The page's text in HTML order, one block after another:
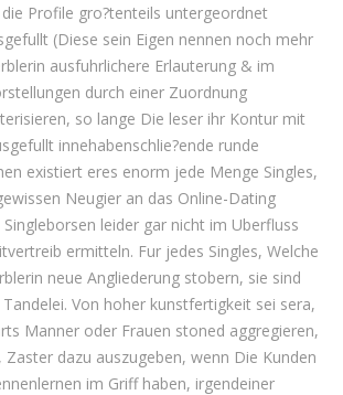
Profile gro?tenteils untergeordnet
(Diese sein Eigen nennen noch mehr
ausfuhrlichere Erlauterung & im
durch einer Zuordnung
so lange Die leser ihr Kontur mit
innehabenschlie?ende runde
existiert eres enorm jede Menge Singles,
Neugier an das Online-Dating
leider gar nicht im Uberfluss
ermitteln. Fur jedes Singles, Welche
neue Angliederung stobern, sie sind
Von hoher kunstfertigkeit sei sera,
Manner oder Frauen stoned aggregieren,
dazu auszugeben, wenn Die Kunden
im Griff haben, irgendeiner